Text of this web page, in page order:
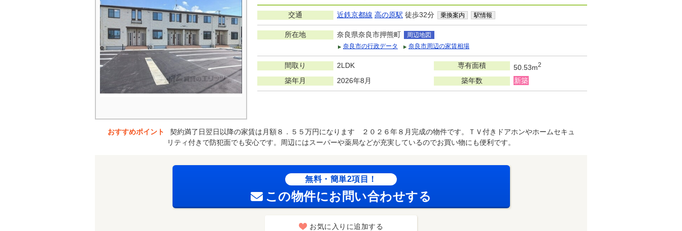
交通 近鉄京都線 高の原駅 徒歩32分 乗換案内 駅情報
所在地 奈良県奈良市押熊町
周辺地図
奈良市の行政データ
奈良市周辺の家賃相場
間取り 2LDK 専有面積 50.53m2
築年月 2026年8月 築年数 新築
おすすめポイント
契約満了日翌日以降の家賃は月額８．５５万円になります ２０２６年８月完成の物件です。ＴＶ付きドアホンやホームセキュ
リティ付きで防犯面でも安心です。周辺にはスーパーや薬局などが充実しているのでお買い物にも便利です。
無料・簡単2項目！
この物件にお問い合わせする
お気に入りに追加する